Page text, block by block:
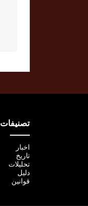
تصنيفات
اخبار
تاريخ
تحليلات
دليل
قوانين